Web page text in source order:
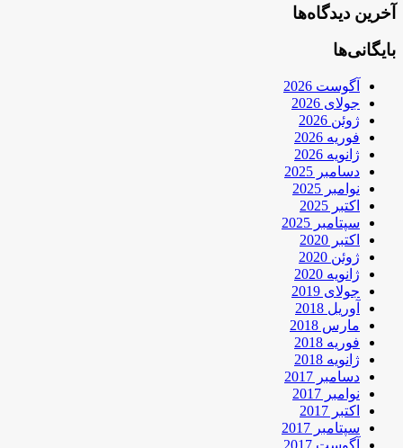
آخرین دیدگاه‌ها
بایگانی‌ها
آگوست 2026
جولای 2026
ژوئن 2026
فوریه 2026
ژانویه 2026
دسامبر 2025
نوامبر 2025
اکتبر 2025
سپتامبر 2025
اکتبر 2020
ژوئن 2020
ژانویه 2020
جولای 2019
آوریل 2018
مارس 2018
فوریه 2018
ژانویه 2018
دسامبر 2017
نوامبر 2017
اکتبر 2017
سپتامبر 2017
آگوست 2017